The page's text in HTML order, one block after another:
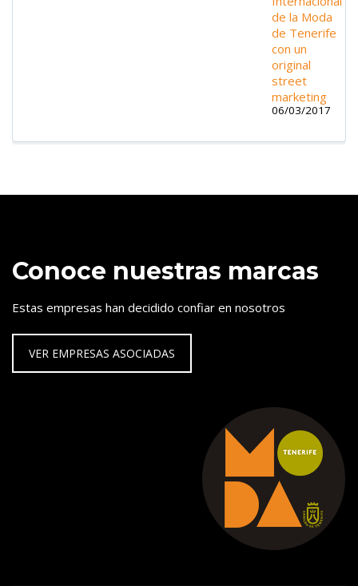
de la Moda
de Tenerife
con un
original
street
marketing
06/03/2017
Conoce nuestras marcas
Estas empresas han decidido confiar en nosotros
VER EMPRESAS ASOCIADAS